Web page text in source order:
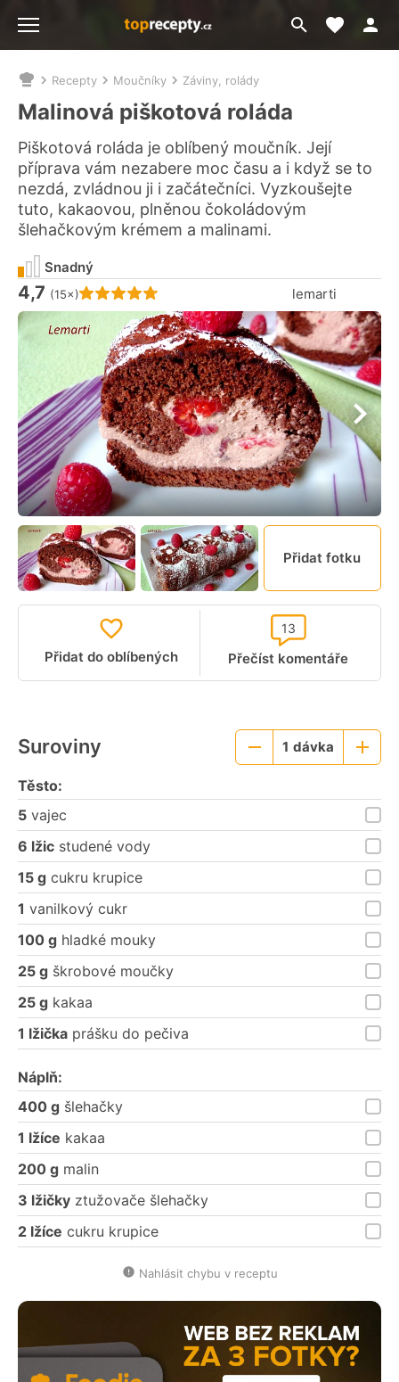
Přejít
na
Moje
Nacházíte
se
zde:
Recepty Moučníky Záviny, rolády
Malinová piškotová roláda
Piškotová roláda je oblíbený moučník. Její
příprava vám nezabere moc času a i když se to
nezdá, zvládnou ji i začátečníci. Vyzkoušejte
tuto, kakaovou, plněnou čokoládovým
šlehačkovým krémem a malinami.
Hodnocení receptu je
4,7 (15×) lemarti
Snadný
Přidat fotku
Přidat do oblíbených Přečíst komentáře
13
Suroviny
Menší
1 dávka
Větší
Těsto:
5 vajec
6 lžic studené vody
15 g cukru krupice
1 vanilkový cukr
100 g hladké mouky
25 g škrobové moučky
25 g kakaa
1 lžička prášku do pečiva
Náplň:
400 g šlehačky
1 lžíce kakaa
200 g malin
3 lžičky ztužovače šlehačky
2 lžíce cukru krupice
Nahlásit chybu v receptu